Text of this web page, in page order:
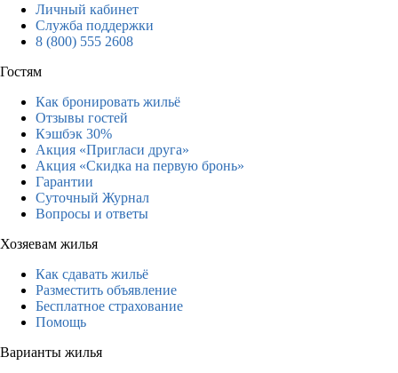
Личный кабинет
Служба поддержки
8 (800) 555 2608
Гостям
Как бронировать жильё
Отзывы гостей
Кэшбэк 30%
Акция «Пригласи друга»
Акция «Скидка на первую бронь»
Гарантии
Суточный Журнал
Вопросы и ответы
Хозяевам жилья
Как сдавать жильё
Разместить объявление
Бесплатное страхование
Помощь
Варианты жилья